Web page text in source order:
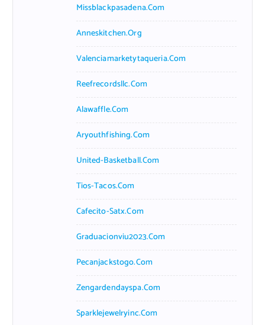
Missblackpasadena.com
Anneskitchen.org
Valenciamarketytaqueria.com
Reefrecordsllc.com
Alawaffle.com
Aryouthfishing.com
United-Basketball.com
Tios-Tacos.com
Cafecito-Satx.com
Graduacionviu2023.com
Pecanjackstogo.com
Zengardendayspa.com
Sparklejewelryinc.com